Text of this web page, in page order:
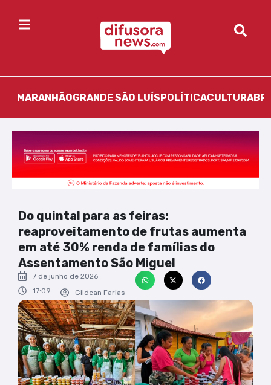
MARANHÃOGRANDE SÃO LUÍS POLÍTICACULTURA
Do quintal para as feiras:
reaproveitamento de frutas aumenta
em até 30% renda de famílias do
Assentamento São Miguel
7 de junho de 2026
17:09
Gildean Farias